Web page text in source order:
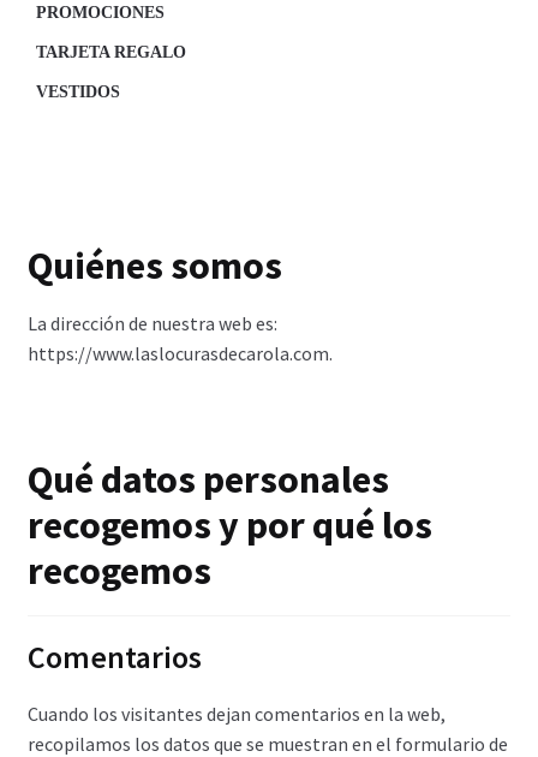
PROMOCIONES
TARJETA REGALO
VESTIDOS
Quiénes somos
La dirección de nuestra web es:
https://www.laslocurasdecarola.com.
Qué datos personales
recogemos y por qué los
recogemos
Comentarios
Cuando los visitantes dejan comentarios en la web,
recopilamos los datos que se muestran en el formulario de